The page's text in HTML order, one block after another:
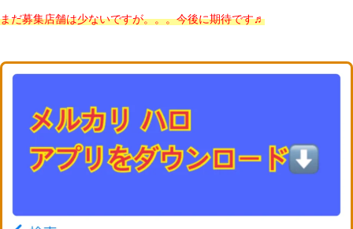
まだ募集店舗は少ないですが。。。今後に期待です♬